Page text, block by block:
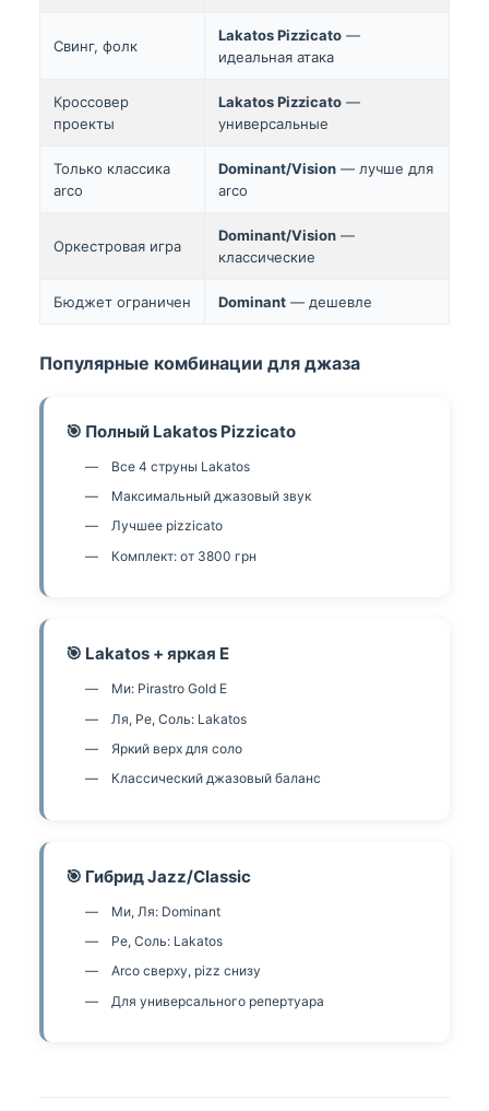
Свинг, фолк
Lakatos Pizzicato —
идеальная атака
Кроссовер
проекты
Lakatos Pizzicato —
универсальные
Только классика
arco
Dominant/Vision — лучше для
arco
Оркестровая игра
Dominant/Vision —
классические
Бюджет ограничен Dominant — дешевле
Популярные комбинации для джаза
🎯 Полный Lakatos Pizzicato
Все 4 струны Lakatos
Максимальный джазовый звук
Лучшее pizzicato
Комплект: от 3800 грн
🎯 Lakatos + яркая E
Ми: Pirastro Gold E
Ля, Ре, Соль: Lakatos
Яркий верх для соло
Классический джазовый баланс
🎯 Гибрид Jazz/Classic
Ми, Ля: Dominant
Ре, Соль: Lakatos
Arco сверху, pizz снизу
Для универсального репертуара